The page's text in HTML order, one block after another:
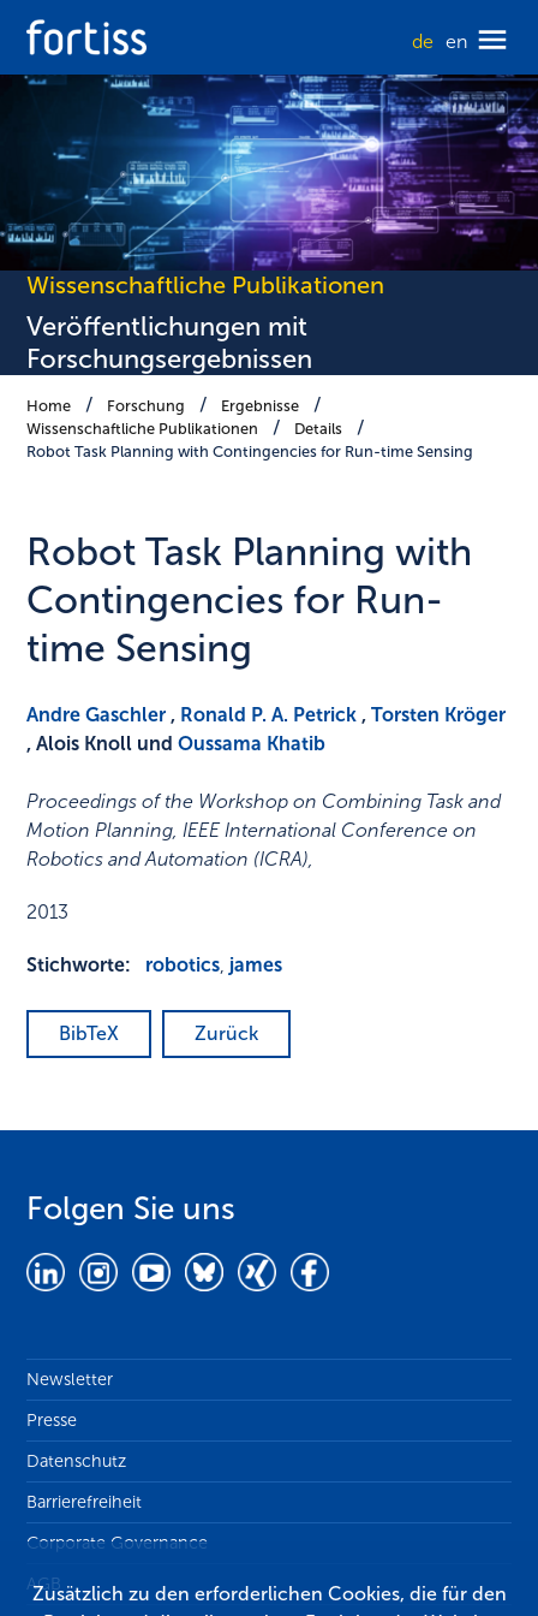
de en
Wissenschaftliche Publikationen
Veröffentlichungen mit
Forschungsergebnissen
Home Forschung
Ergebnisse
Wissenschaftliche Publikationen
Details
Robot Task Planning with Contingencies for Run-time Sensing
Robot Task Planning with
Contingencies for Run-
time Sensing
Andre Gaschler , Ronald P. A. Petrick ,Torsten Kröger
, Alois Knoll undOussama Khatib
Proceedings of the Workshop on Combining Task and
Motion Planning, IEEE International Conference on
Robotics and Automation (ICRA),
2013
Stichworte: robotics, james
BibTeX Zurück
Folgen Sie uns
Newsletter
Presse
Datenschutz
Barrierefreiheit
Corporate Governance
AGB
Zusätzlich zu den erforderlichen Cookies, die für den